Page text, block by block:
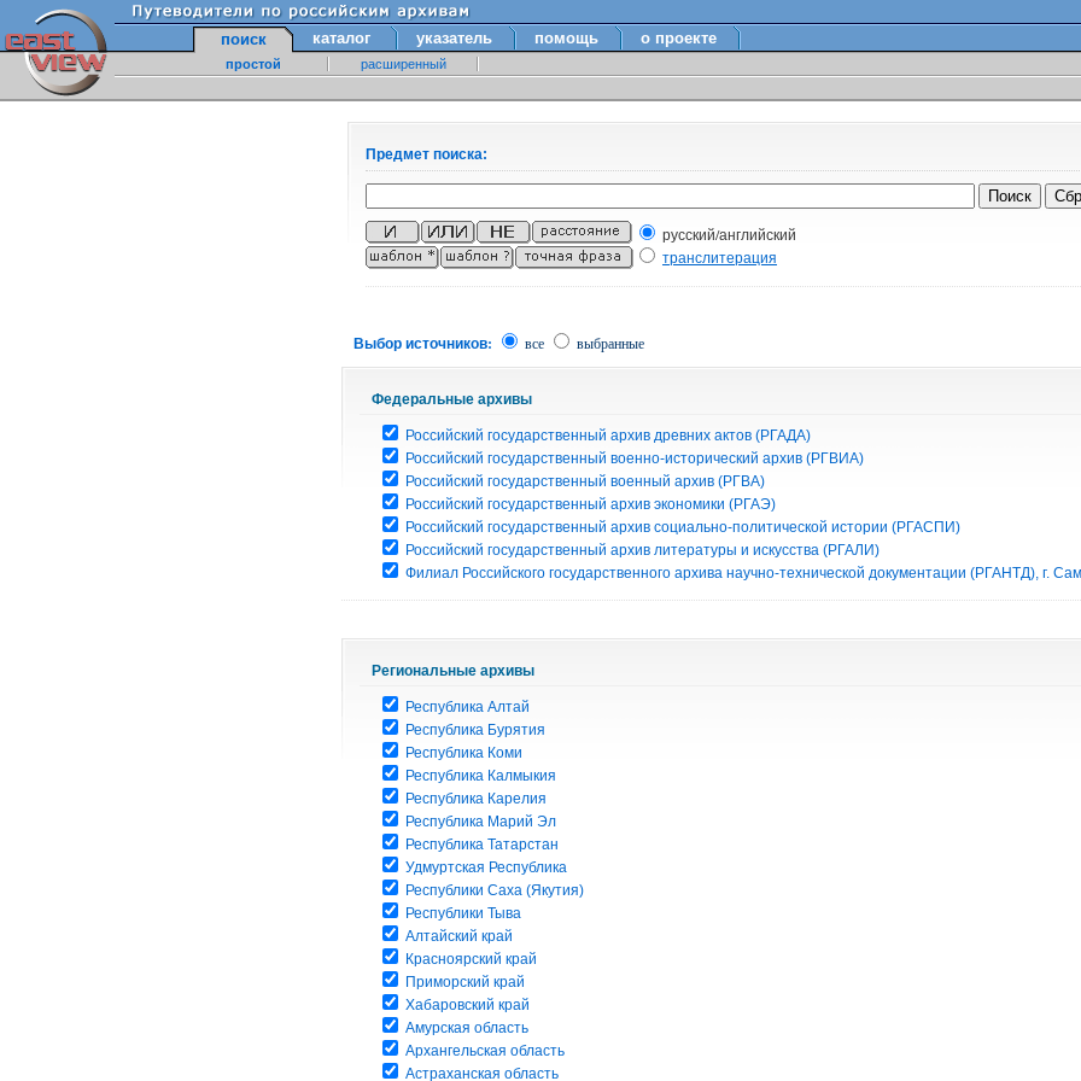
поиск каталог указатель помощь о проекте
простой расширенный
Предмет поиска:
русский/английский
транслитерация
Выбор источников: все выбранные
Федеральные архивы
Российский государственный архив древних актов (РГАДА)
Российский государственный военно-исторический архив (РГВИА)
Российский государственный военный архив (РГВА)
Российский государственный архив экономики (РГАЭ)
Российский государственный архив социально-политической истории (РГАСПИ)
Российский государственный архив литературы и искусства (РГАЛИ)
Филиал Российского государственного архива научно-технической документации (РГАНТД), г.
Региональные архивы
Республика Алтай
Республика Бурятия
Республика Коми
Республика Калмыкия
Республика Карелия
Республика Марий Эл
Республика Татарстан
Удмуртская Республика
Республики Саха (Якутия)
Республики Тыва
Алтайский край
Красноярский край
Приморский край
Хабаровский край
Амурская область
Архангельская область
Астраханская область